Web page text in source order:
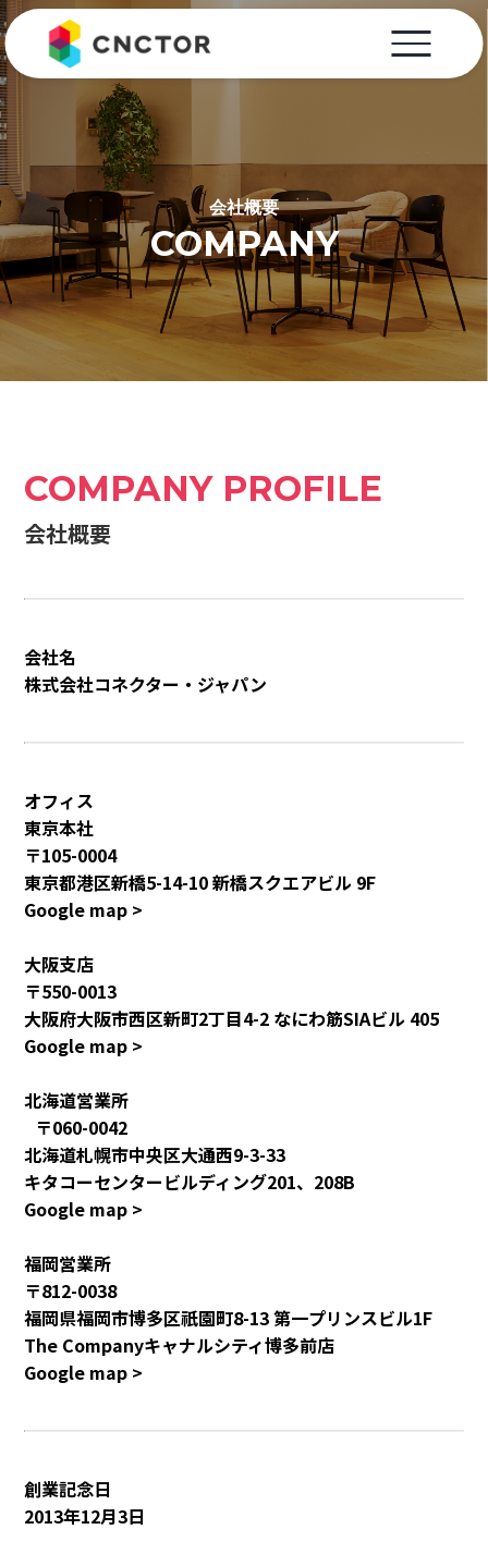
会社概要
COMPANY
COMPANY PROFILE
会社概要
会社名
株式会社コネクター・ジャパン
オフィス
東京本社
〒105-0004
東京都港区新橋5-14-10 新橋スクエアビル 9F
Google map >
大阪支店
〒550-0013
大阪府大阪市西区新町2丁目4-2 なにわ筋SIAビル 405
Google map >
北海道営業所
〒060-0042
北海道札幌市中央区大通西9-3-33
キタコーセンタービルディング201、208B
Google map >
福岡営業所
〒812-0038
福岡県福岡市博多区祇園町8-13 第一プリンスビル1F
The Companyキャナルシティ博多前店
Google map >
創業記念日
2013年12月3日